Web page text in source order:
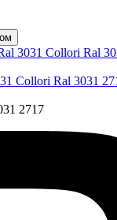
2717